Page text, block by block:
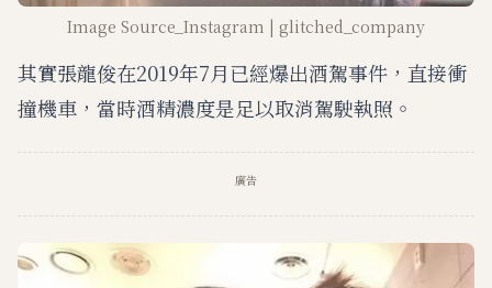
Image Source_Instagram | glitched_company
其實張龍俊在2019年7月已經爆出酒駕事件，直接衝
撞機車，當時酒精濃度是足以取消駕駛執照。
廣告